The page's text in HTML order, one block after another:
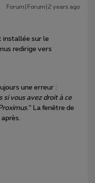
Forum|Forum|2 years ago
installée sur le
redirige vers
une erreur :
si vous avez droit à ce
.” La fenêtre de